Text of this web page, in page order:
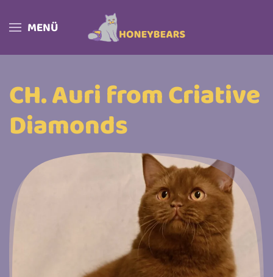
Skip to main content
MENÜ
CH. Auri from Criative
Diamonds